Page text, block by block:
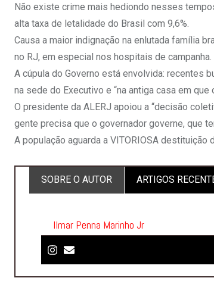
Não existe crime mais hediondo nesses
alta taxa de letalidade do Brasil com 9,6%.
Causa a maior indignação na enlutada família
no RJ, em especial nos hospitais de campanha.
A cúpula do Governo está envolvida: recentes
na sede do Executivo e “na antiga casa em
O presidente da ALERJ apoiou a “decisão
gente precisa que o governador governe, que
A população aguarda a VITORIOSA destituição
SOBRE O AUTOR
ARTIGOS
Ilmar Penna Marinho Jr